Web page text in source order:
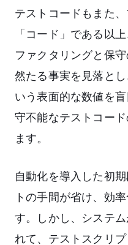
テストコードもまた
「コード」である以
ファクタリングと保
然たる事実を見落と
いう表面的な数値を
守不能なテストコー
ます。
自動化を導入した初
トの手間が省け、効
す。しかし、システ
れて、テストスクリ